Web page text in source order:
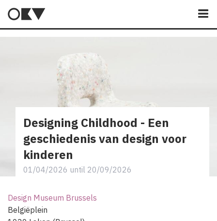
Designing Childhood - Een
geschiedenis van design voor
kinderen
01/04/2026 until 20/09/2026
Design Museum Brussels
Belgiëplein